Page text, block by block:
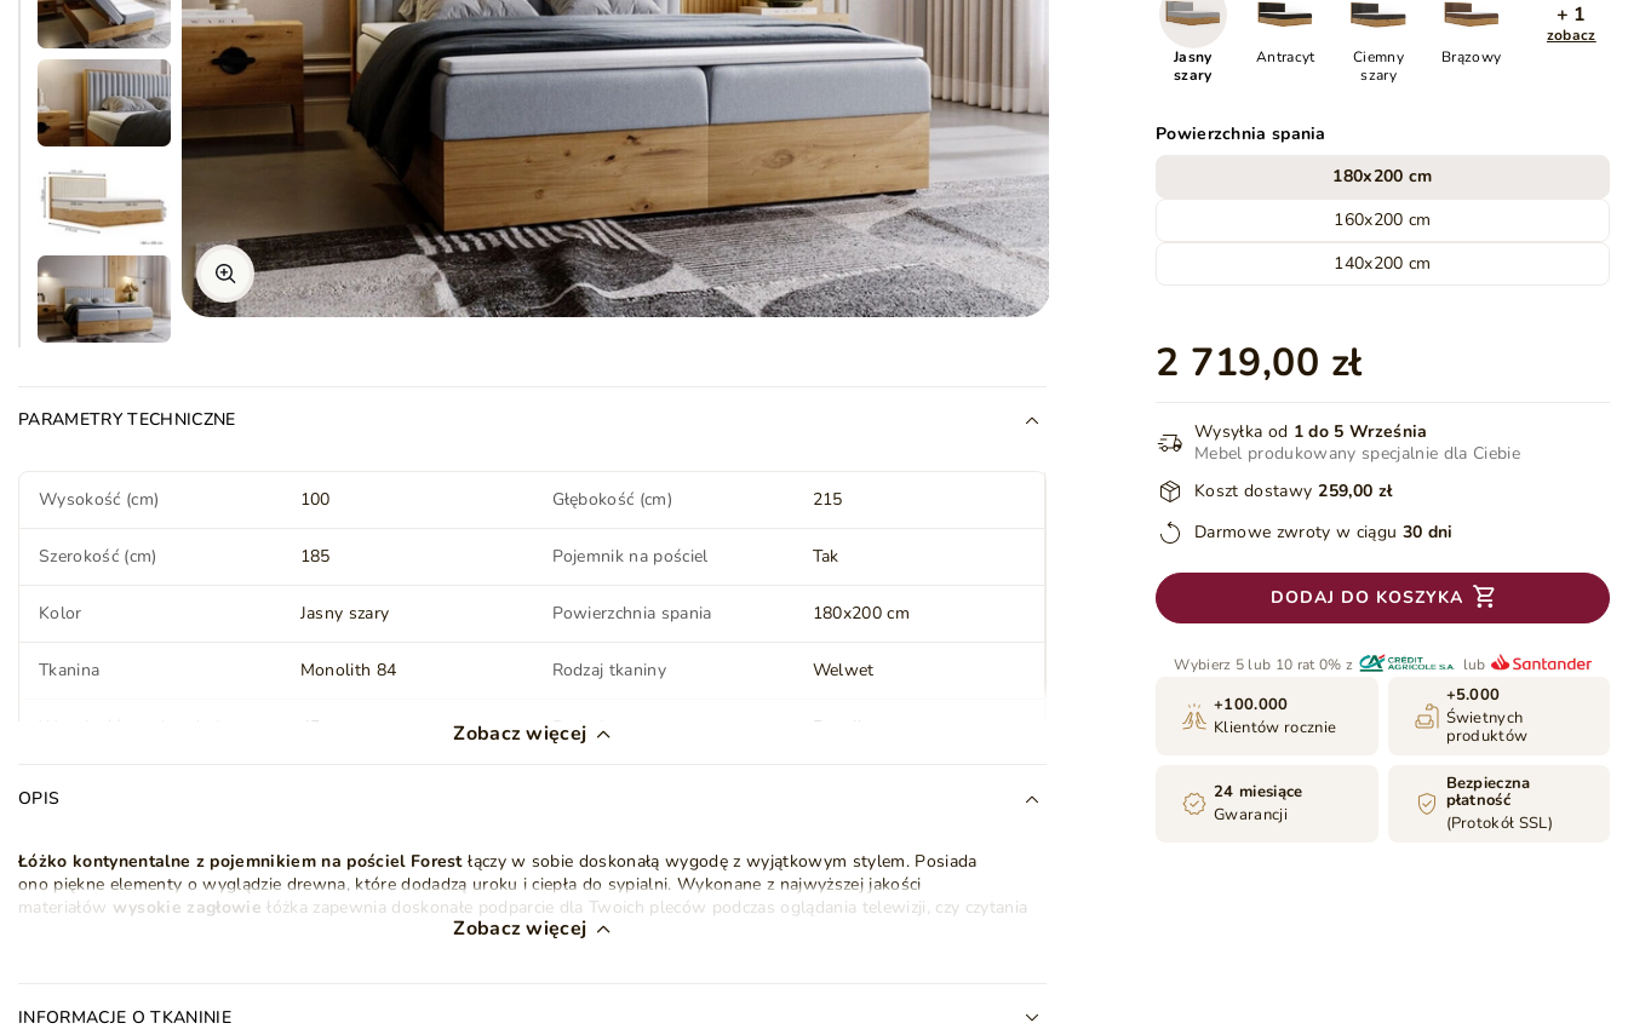
Jasny
szary
Antracyt
Ciemny
szary
Brązowy
+ 1
zobacz
Powierzchnia spania
180x200 cm
160x200 cm
140x200 cm
2 719,00 zł
Wysyłka od 1 do 5 Września
Mebel produkowany specjalnie dla Ciebie
Koszt dostawy 259,00 zł
Darmowe zwroty w ciągu 30 dni
DODAJ DO KOSZYKA
Wybierz 5 lub 10 rat 0% z lub
+100.000
Klientów rocznie
+5.000
Świetnych
produktów
24 miesiące
Gwarancji
Bezpieczna
płatność
(Protokół SSL)
PARAMETRY TECHNICZNE
Wysokość (cm) 100 Głębokość (cm) 215
Szerokość (cm) 185 Pojemnik na pościel Tak
Kolor Jasny szary Powierzchnia spania 180x200 cm
Tkanina Monolith 84 Rodzaj tkaniny Welwet
45 Rodzaj materaca Bonell
Twardość materaca
Topper (wysokość) (cm) 5 Oświetlenie LED Nie
Styl Loft Nowoczesny
Montaż
Do samodzielnego
Zobacz więcej
OPIS
Łóżko kontynentalne z pojemnikiem na pościel Forest łączy w sobie doskonałą wygodę z wyjątkowym stylem. Posiada
ono piękne elementy o wyglądzie drewna, które dodadzą uroku i ciepła do sypialni.Wykonane z najwyższej jakości
materiałów wysokie zagłowie łóżka zapewnia doskonałe podparcie dla Twoich pleców podczas oglądania telewizji, czy czytania
wygnieceń, zachowując przy tym optymalną miękkość. Dzięki temu, że materac podzielony jest na dwie równe połowy, o czym
Zobacz więcej
INFORMACJE O TKANINIE